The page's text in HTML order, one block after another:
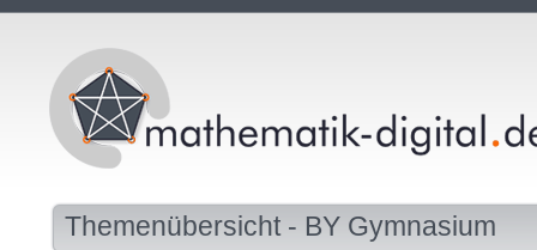
Themenübersicht - BY Gymnasium